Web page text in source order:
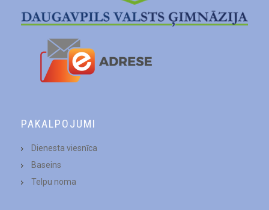
PAKALPOJUMI
Dienesta viesnīca
Baseins
Telpu noma